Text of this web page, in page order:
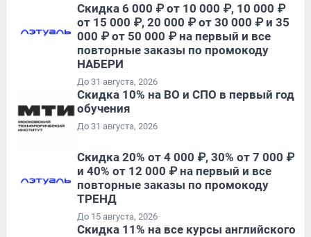
Скидка 6 000 ₽ от 10 000 ₽, 10 000 ₽
от 15 000 ₽, 20 000 ₽ от 30 000 ₽ и 35
000 ₽ от 50 000 ₽ на первый и все
повторные заказы по промокоду
НАБЕРИ
До 31 августа, 2026
Скидка 10% на ВО и СПО в первый год
обучения
До 31 августа, 2026
Скидка 20% от 4 000 ₽, 30% от 7 000 ₽
и 40% от 12 000 ₽ на первый и все
повторные заказы по промокоду
ТРЕНД
До 15 августа, 2026
Скидка 11% на все курсы английского